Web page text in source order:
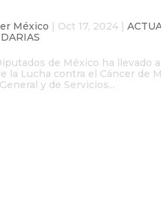
México | Oct 17, 2024 |
de México ha llevado
la Lucha contra el Cáncer de
y de Servicios...